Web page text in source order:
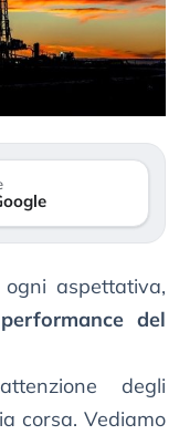
aspettativa,
performance del
degli
corsa. Vediamo